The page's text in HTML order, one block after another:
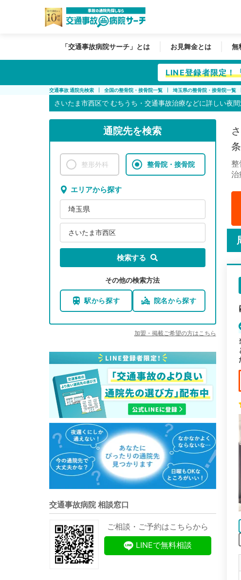
「交通事故病院サーチ」とは お見舞金とは 無
LINE登録者限定！
交通事故 通院先検索 全国の整骨院・接骨院一覧 埼玉県の整骨院・接骨院一覧
さいたま市西区で むちうち・交通事故治療などに詳しい夜
通院先を検索
整形外科 整骨院・接骨院
エリアから探す
埼玉県
さいたま市西区
検索する
その他の検索方法
駅から探す 院名から探す
加盟・掲載ご希望の方はこちら
交通事故病院 相談窓口
ご相談・ご予約はこちらから
LINEで無料相談
整
治